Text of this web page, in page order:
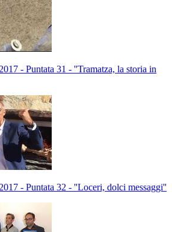
- Puntata 31 - ''Tramatza, la storia in
- Puntata 32 - ''Loceri, dolci messaggi''